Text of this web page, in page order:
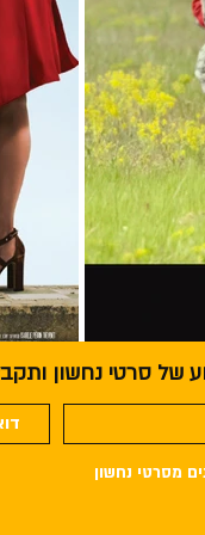
של סרטי נחשון
מסרטי נחשון